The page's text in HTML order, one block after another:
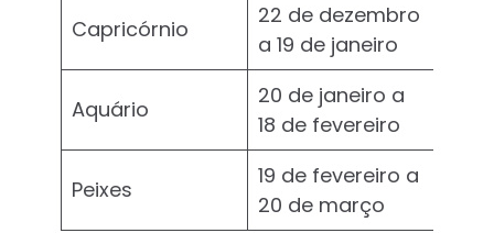
Capricórnio
22 de dezembro
a 19 de janeiro
Aquário
20 de janeiro a
18 de fevereiro
Peixes
19 de fevereiro a
20 de março